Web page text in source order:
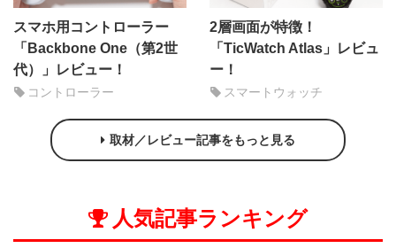
スマホ用コントローラー
「Backbone One（第2世
代）」レビュー！
コントローラー
2層画面が特徴！
「TicWatch Atlas」レビュ
ー！
スマートウォッチ
取材／レビュー記事をもっと見る
人気記事ランキング